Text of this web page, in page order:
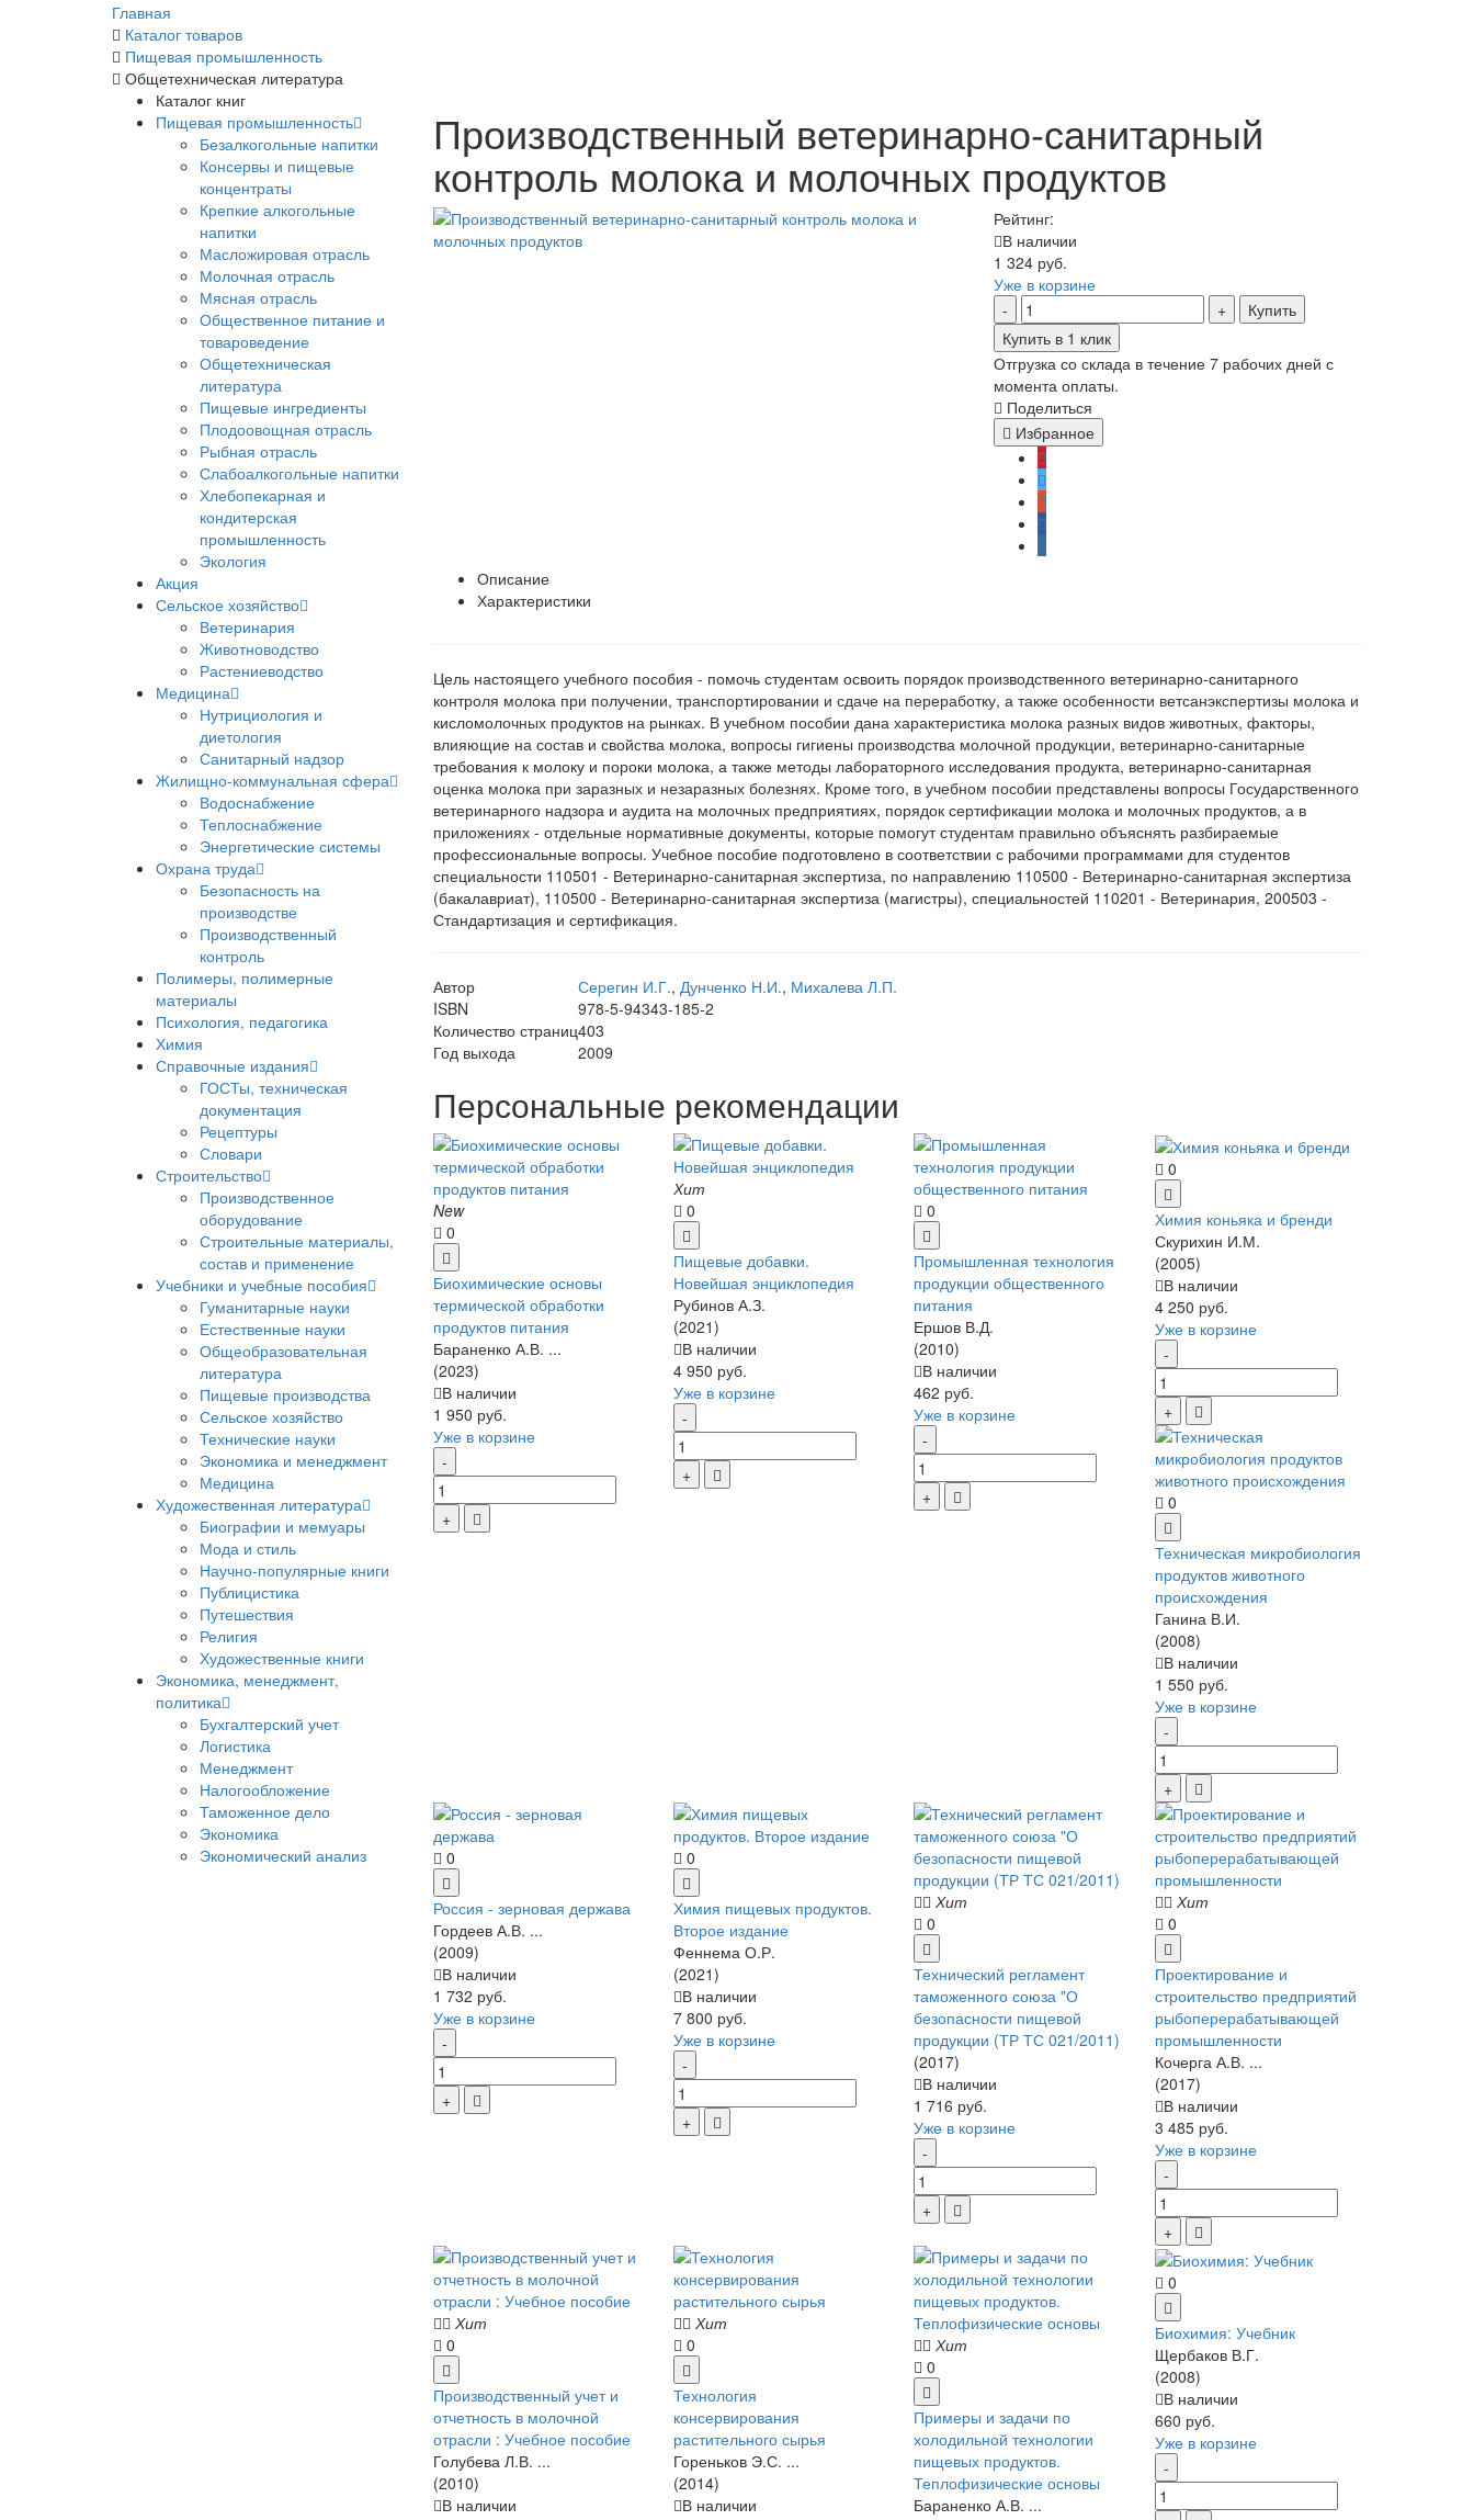
Главная
Каталог товаров
Пищевая промышленность
Общетехническая литература
Каталог книг
Пищевая промышленность
Безалкогольные напитки
Консервы и пищевые
концентраты
Крепкие алкогольные
напитки
Масложировая отрасль
Молочная отрасль
Мясная отрасль
Общественное питание и
товароведение
Общетехническая
литература
Пищевые ингредиенты
Плодоовощная отрасль
Рыбная отрасль
Слабоалкогольные напитки
Хлебопекарная и
кондитерская
промышленность
Экология
Акция
Сельское хозяйство
Ветеринария
Животноводство
Растениеводство
Медицина
Нутрициология и
диетология
Санитарный надзор
Жилищно-коммунальная сфера
Водоснабжение
Теплоснабжение
Энергетические системы
Охрана труда
Безопасность на
производстве
Производственный
контроль
Полимеры, полимерные
материалы
Психология, педагогика
Химия
Справочные издания
ГОСТы, техническая
документация
Рецептуры
Словари
Строительство
Производственное
оборудование
Строительные материалы,
состав и применение
Учебники и учебные пособия
Гуманитарные науки
Естественные науки
Общеобразовательная
литература
Пищевые производства
Сельское хозяйство
Технические науки
Экономика и менеджмент
Медицина
Художественная литература
Биографии и мемуары
Мода и стиль
Научно-популярные книги
Публицистика
Путешествия
Религия
Художественные книги
Экономика, менеджмент,
политика
Бухгалтерский учет
Логистика
Менеджмент
Налогообложение
Таможенное дело
Экономика
Экономический анализ
Производственный ветеринарно-санитарный
контроль молока и молочных продуктов
Рейтинг:
В наличии
1 324 руб.
Уже в корзине
Купить
Купить в 1 клик
Отгрузка со склада в течение 7 рабочих дней с
момента оплаты.
Поделиться
Избранное
Описание
Характеристики
Цель настоящего учебного пособия - помочь студентам освоить порядок производственного ветеринарно-санитарного
контроля молока при получении, транспортировании и сдаче на переработку, а также особенности ветсанэкспертизы молока и
кисломолочных продуктов на рынках. В учебном пособии дана характеристика молока разных видов животных, факторы,
влияющие на состав и свойства молока, вопросы гигиены производства молочной продукции, ветеринарно-санитарные
требования к молоку и пороки молока, а также методы лабораторного исследования продукта, ветеринарно-санитарная
оценка молока при заразных и незаразных болезнях. Кроме того, в учебном пособии представлены вопросы Государственного
ветеринарного надзора и аудита на молочных предприятиях, порядок сертификации молока и молочных продуктов, а в
приложениях - отдельные нормативные документы, которые помогут студентам правильно объяснять разбираемые
профессиональные вопросы. Учебное пособие подготовлено в соответствии с рабочими программами для студентов
специальности 110501 - Ветеринарно-санитарная экспертиза, по направлению 110500 - Ветеринарно-санитарная экспертиза
(бакалавриат), 110500 - Ветеринарно-санитарная экспертиза (магистры), специальностей 110201 - Ветеринария, 200503 -
Стандартизация и сертификация.
Автор Серегин И.Г., Дунченко Н.И., Михалева Л.П.
ISBN
978-5-94343-185-2
Количество страниц403
Год выхода
2009
Персональные рекомендации
New
0
Биохимические основы
термической обработки
продуктов питания
Бараненко А.В. ...
(2023)
В наличии
1 950 руб.
Уже в корзине
Хит
0
Пищевые добавки.
Новейшая энциклопедия
Рубинов А.З.
(2021)
В наличии
4 950 руб.
Уже в корзине
0
Промышленная технология
продукции общественного
питания
Ершов В.Д.
(2010)
В наличии
462 руб.
Уже в корзине
0
Химия коньяка и бренди
Скурихин И.М.
(2005)
В наличии
4 250 руб.
Уже в корзине
0
Техническая микробиология
продуктов животного
происхождения
Ганина В.И.
(2008)
В наличии
1 550 руб.
Уже в корзине
0
Россия - зерновая держава
Гордеев А.В. ...
(2009)
В наличии
1 732 руб.
Уже в корзине
0
Химия пищевых продуктов.
Второе издание
Феннема О.Р.
(2021)
В наличии
7 800 руб.
Уже в корзине
Хит
0
Технический регламент
таможенного союза "О
безопасности пищевой
продукции (ТР ТС 021/2011)
(2017)
В наличии
1 716 руб.
Уже в корзине
Хит
0
Проектирование и
строительство предприятий
рыбоперерабатывающей
промышленности
Кочерга А.В. ...
(2017)
В наличии
3 485 руб.
Уже в корзине
Хит
0
Производственный учет и
отчетность в молочной
отрасли : Учебное пособие
Голубева Л.В. ...
(2010)
В наличии
Хит
0
Технология
консервирования
растительного сырья
Гореньков Э.С. ...
(2014)
В наличии
Хит
0
Примеры и задачи по
холодильной технологии
пищевых продуктов.
Теплофизические основы
Бараненко А.В. ...
0
Биохимия: Учебник
Щербаков В.Г.
(2008)
В наличии
660 руб.
Уже в корзине